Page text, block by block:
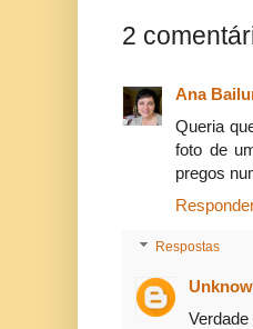
2
Ana
Queria
foto de
pregos
Respostas